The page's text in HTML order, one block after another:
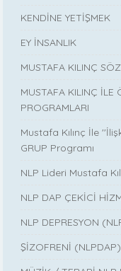
KENDİNE YETİŞMEK
EY İNSANLIK
MUSTAFA KILINÇ
MUSTAFA KILINÇ İLE
PROGRAMLARI
Mustafa Kılınç İle
GRUP Programı
NLP Lideri Mustafa
NLP DAP ÇEKİCİ
NLP DEPRESYON
ŞİZOFRENİ (NLPDAP)